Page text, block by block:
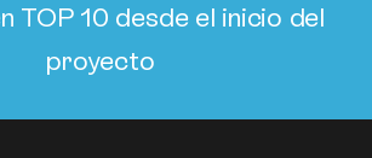
TOP 10 desde el inicio del
proyecto